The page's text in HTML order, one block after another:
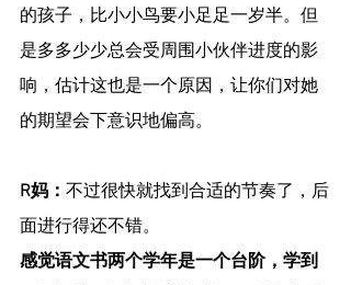
的孩子，比小小鸟要小足足一岁半。但
是多多少少总会受周围小伙伴进度的影
响，估计这也是一个原因，让你们对她
的期望会下意识地偏高。
R妈： 不过很快就找到合适的节奏了，后
面进行得还不错。
感觉语文书两个学年是一个台阶，学到